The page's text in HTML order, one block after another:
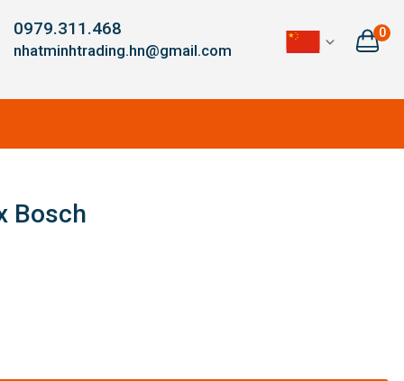
0979.311.468
nhatminhtrading.hn@gmail.com
0
Bosch